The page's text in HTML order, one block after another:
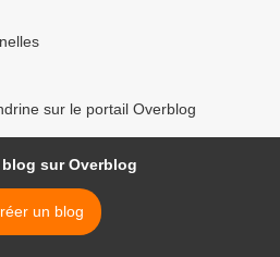
sur le portail Overblog
blog sur Overblog
un blog